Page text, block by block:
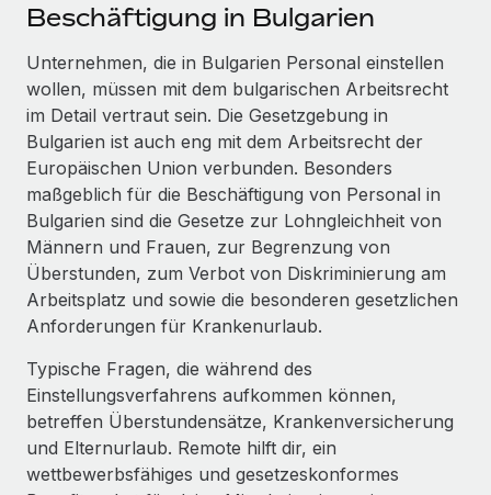
Tools
DIENSTLEISTUNGEN
Frag unsere Expert:innen
Hilfe von Expert:innen für globale HR & Compliance
Background-Checks
Einfacheres Bewerber:innen-Screening
Compliance Watchtower
Lückenlose Compliance
Globale Bereitstellung und Verfolgung von IT-
Geräten
Gründung von Niederlassungen
Schnelle, rechtssichere Gründung von
Partner werden
Entdecke die Möglichkeiten einer Partnerschaft
Remote Build
Demnächst verfügbar
Beratung zu Integrationen und KI-Automatisierung
FALLSTUDIEN
So hat der KI-Vorreiter Weaviate sein Team mit
Remote um 120 % vergrößert
Weaviate auf einen Blick Weaviate entwickelt KI-basierte
Open-Source-Infrastrukturen. Das...
Mehr erfahren
Strategische Partnerschaft zwischen
Reverse Tech und Remote für Contractor
Events
Newsroom
Informationen zu Gehältern und Qualifikationen
Insights Center
Hol dir Unterstützung
Alle Ressourcen anzeigen
BLOG
EOR und PEO
Contractor Management
Steuern
Beschäftigung in Bulgarien
Unternehmen, die in Bulgarien Personal einstellen
wollen, müssen mit dem bulgarischen Arbeitsrecht
im Detail vertraut sein. Die Gesetzgebung in
Bulgarien ist auch eng mit dem Arbeitsrecht der
Europäischen Union verbunden. Besonders
maßgeblich für die Beschäftigung von Personal in
Bulgarien sind die Gesetze zur Lohngleichheit von
Männern und Frauen, zur Begrenzung von
Überstunden, zum Verbot von Diskriminierung am
Arbeitsplatz und sowie die besonderen gesetzlichen
Anforderungen für Krankenurlaub.
Typische Fragen, die während des
Einstellungsverfahrens aufkommen können,
betreffen Überstundensätze, Krankenversicherung
und Elternurlaub. Remote hilft dir, ein
wettbewerbsfähiges und gesetzeskonformes